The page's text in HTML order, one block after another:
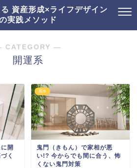
資産形成×ライフデザイン
実践メソッド
CATEGORY ―
開運系
開
く
風水
鬼門（きもん）で家相が悪
い!? 今からでも間に合う、怖
くない鬼門対策